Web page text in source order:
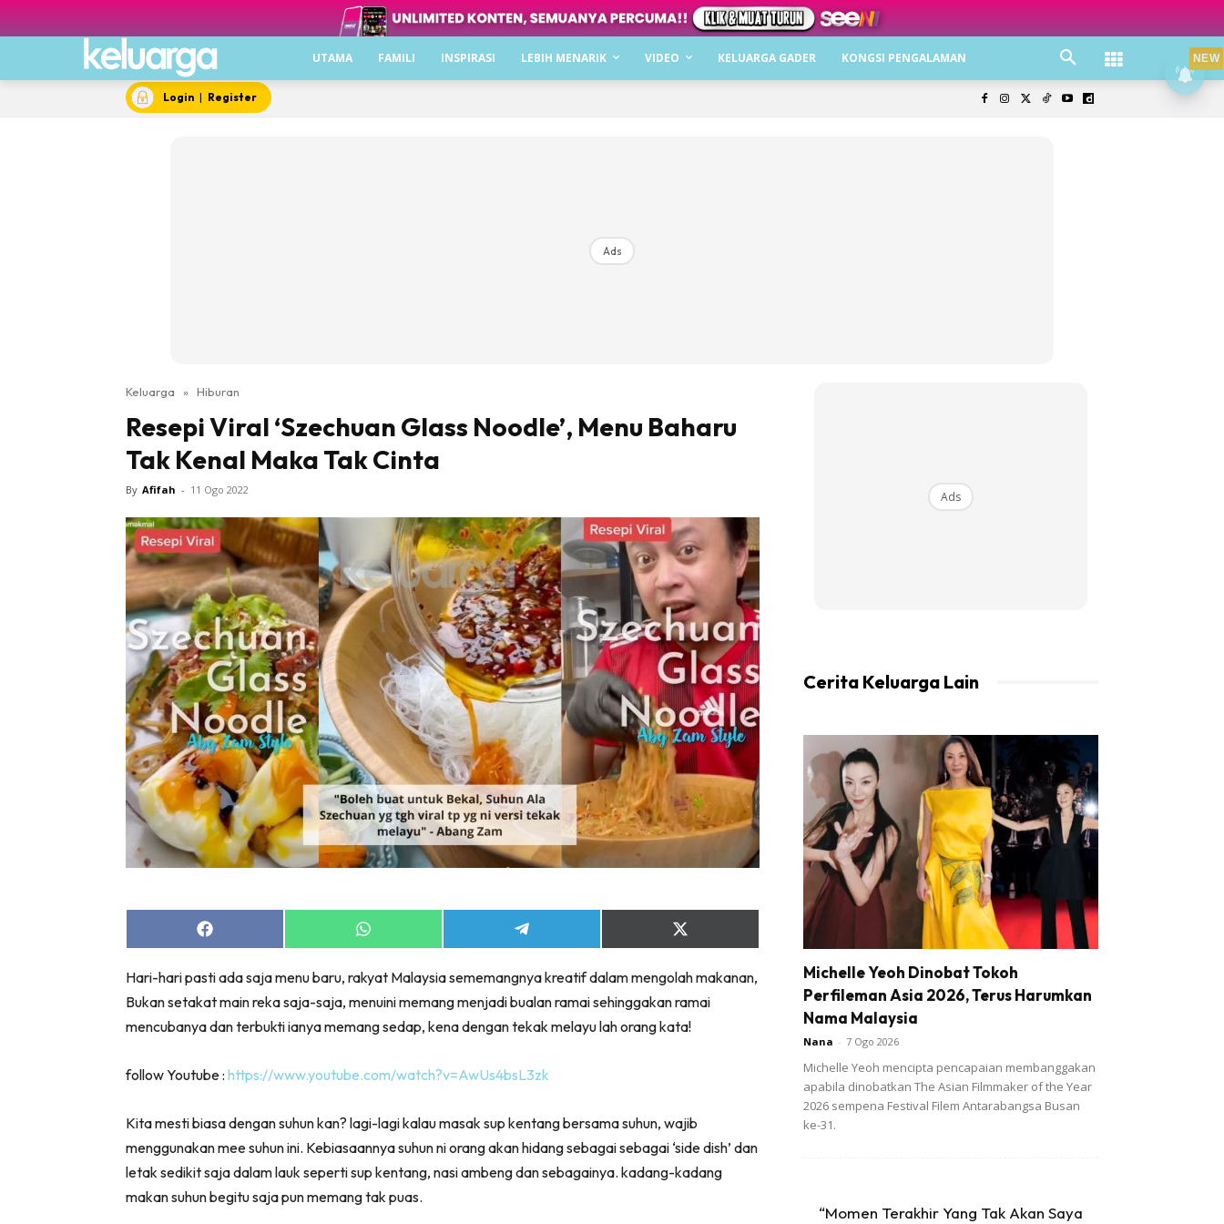
UTAMA FAMILI INSPIRASI LEBIH MENARIK VIDEO KELUARGA GADER KONGSI PENGALAMAN
Login | Register
Ads
Keluarga » Hiburan
Resepi Viral ‘Szechuan Glass Noodle’, Menu Baharu
Tak Kenal Maka Tak Cinta
By Afifah - 11 Ogo 2022
Share
on
Share
on
Share
on
Share
on
(Twitter)
Hari-hari pasti ada saja menu baru, rakyat Malaysia sememangnya kreatif dalam mengolah makanan,
Bukan setakat main reka saja-saja, menuini memang menjadi bualan ramai sehinggakan ramai
mencubanya dan terbukti ianya memang sedap, kena dengan tekak melayu lah orang kata!
follow Youtube : https://www.youtube.com/watch?v=AwUs4bsL3zk
Kita mesti biasa dengan suhun kan? lagi-lagi kalau masak sup kentang bersama suhun, wajib
menggunakan mee suhun ini. Kebiasaannya suhun ni orang akan hidang sebagai sebagai ‘side dish’ dan
letak sedikit saja dalam lauk seperti sup kentang, nasi ambeng dan sebagainya. kadang-kadang
makan suhun begitu saja pun memang tak puas.
Ads
Cerita Keluarga Lain
Michelle Yeoh Dinobat Tokoh
Perfileman Asia 2026, Terus Harumkan
Nama Malaysia
Nana - 7 Ogo 2026
Michelle Yeoh mencipta pencapaian membanggakan
apabila dinobatkan The Asian Filmmaker of the Year
2026 sempena Festival Filem Antarabangsa Busan
ke-31.
“Momen Terakhir Yang Tak Akan Saya
NEW